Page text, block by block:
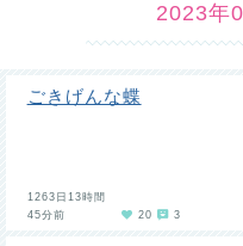
2023年
ごきげんな蝶
1263日13時間
45分前
20 3